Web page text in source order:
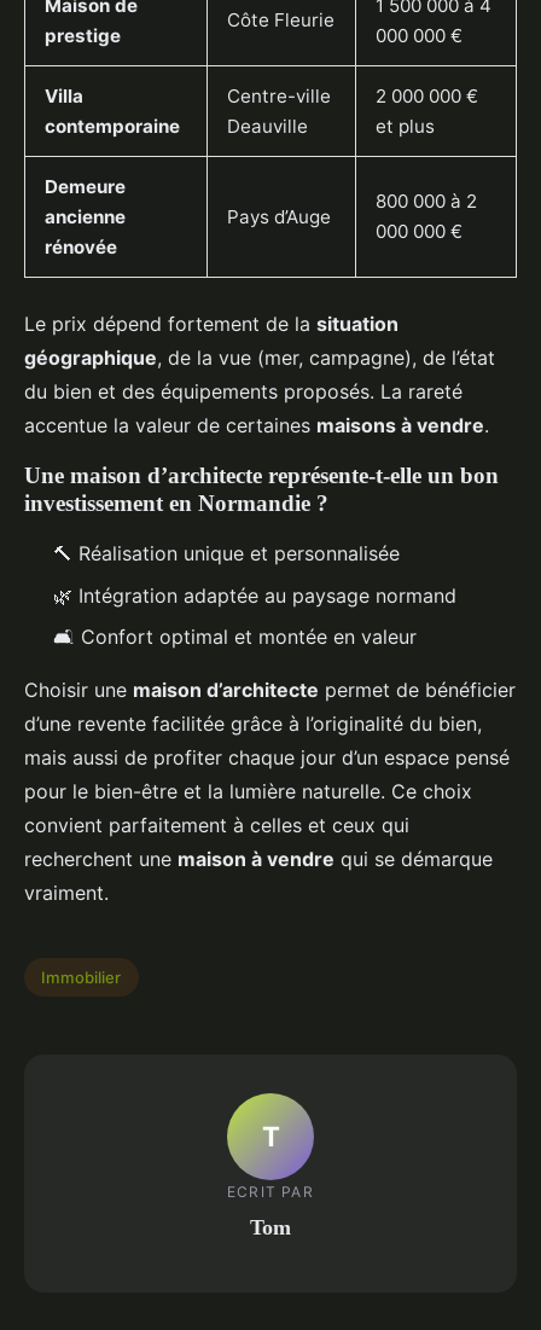
Maison de
prestige
Côte Fleurie
1 500 000 à 4
000 000 €
Villa
contemporaine
Centre-ville
Deauville
2 000 000 €
et plus
Demeure
ancienne
rénovée
Pays d’Auge
800 000 à 2
000 000 €
Le prix dépend fortement de la situation
géographique, de la vue (mer, campagne), de l’état
du bien et des équipements proposés. La rareté
accentue la valeur de certaines maisons à vendre.
Une maison d’architecte représente-t-elle un bon
investissement en Normandie ?
🔨 Réalisation unique et personnalisée
🌿 Intégration adaptée au paysage normand
🛋️ Confort optimal et montée en valeur
Choisir une maison d’architecte permet de bénéficier
d’une revente facilitée grâce à l’originalité du bien,
mais aussi de profiter chaque jour d’un espace pensé
pour le bien-être et la lumière naturelle. Ce choix
convient parfaitement à celles et ceux qui
recherchent une maison à vendre qui se démarque
vraiment.
Immobilier
T
ECRIT PAR
Tom